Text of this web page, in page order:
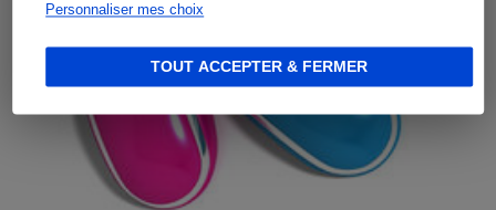
Personnaliser mes choix
TOUT ACCEPTER & FERMER